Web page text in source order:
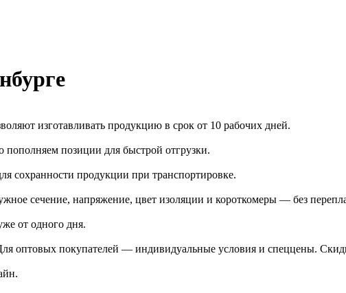
изготавливать продукцию в срок от 10 рабочих дней.
пополняем позиции для быстрой отгрузки.
сохранности продукции при транспортировке.
сечение, напряжение, цвет изоляции и короткомеры — без
от одного дня.
оптовых покупателей — индивидуальные условия и спеццены.